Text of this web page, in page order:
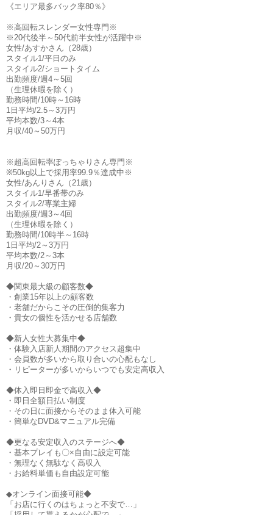
《エリア最多バック率80％》
※高回転スレンダー女性専門※
※20代後半～50代前半女性が活躍中※
女性/あすかさん（28歳）
スタイル1/平日のみ
スタイル2/ショートタイム
出勤頻度/週4～5回
（生理休暇を除く）
勤務時間/10時～16時
1日平均/2.5～3万円
平均本数/3～4本
月収/40～50万円
※超高回転率ぽっちゃりさん専門※
※50kg以上で採用率99.9％達成中※
女性/あんりさん（21歳）
スタイル1/早番帯のみ
スタイル2/専業主婦
出勤頻度/週3～4回
（生理休暇を除く）
勤務時間/10時半～16時
1日平均/2～3万円
平均本数/2～3本
月収/20～30万円
◆関東最大級の顧客数◆
・創業15年以上の顧客数
・老舗だからこその圧倒的集客力
・貴女の個性を活かせる店舗数
◆新人女性大募集中◆
・体験入店新人期間のアクセス超集中
・会員数が多いから取り合いの心配もなし
・リピーターが多いからいつでも安定高収入
◆体入即日即金で高収入◆
・即日全額日払い制度
・その日に面接からそのまま体入可能
・簡単なDVD&マニュアル完備
◆更なる安定収入のステージへ◆
・基本プレイも〇×自由に設定可能
・無理なく無駄なく高収入
・お給料単価も自由設定可能
◆オンライン面接可能◆
「お店に行くのはちょっと不安で…」